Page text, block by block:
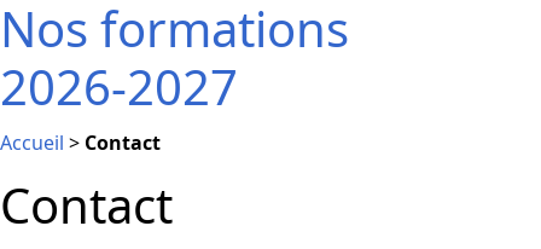
Nos formations
2026-2027
Accueil > Contact
Contact